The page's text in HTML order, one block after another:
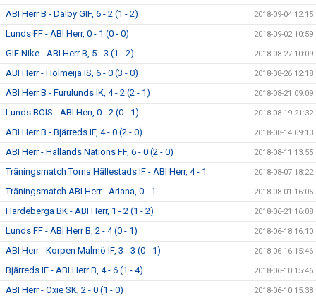
ABI Herr B - Dalby GIF, 6 - 2 (1 - 2) 2018-09-04 12:15
Lunds FF - ABI Herr, 0 - 1 (0 - 0) 2018-09-02 10:59
GIF Nike - ABI Herr B, 5 - 3 (1 - 2) 2018-08-27 10:09
ABI Herr - Holmeija IS, 6 - 0 (3 - 0) 2018-08-26 12:18
ABI Herr B - Furulunds IK, 4 - 2 (2 - 1) 2018-08-21 09:09
Lunds BOIS - ABI Herr, 0 - 2 (0 - 1) 2018-08-19 21:32
ABI Herr B - Bjärreds IF, 4 - 0 (2 - 0) 2018-08-14 09:13
ABI Herr - Hallands Nations FF, 6 - 0 (2 - 0) 2018-08-11 13:55
Träningsmatch Torna Hällestads IF - ABI Herr, 4 - 1 2018-08-07 18:22
Träningsmatch ABI Herr - Ariana, 0 - 1 2018-08-01 16:05
Hardeberga BK - ABI Herr, 1 - 2 (1 - 2) 2018-06-21 16:08
Lunds FF - ABI Herr B, 2 - 4 (0 - 1) 2018-06-18 16:10
ABI Herr - Korpen Malmö IF, 3 - 3 (0 - 1) 2018-06-16 15:46
Bjärreds IF - ABI Herr B, 4 - 6 (1 - 4) 2018-06-10 15:46
ABI Herr - Oxie SK, 2 - 0 (1 - 0) 2018-06-10 15:38